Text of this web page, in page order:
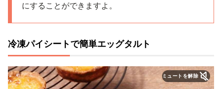
にすることができますよ。
冷凍パイシートで簡単エッグタルト
ミュートを解除